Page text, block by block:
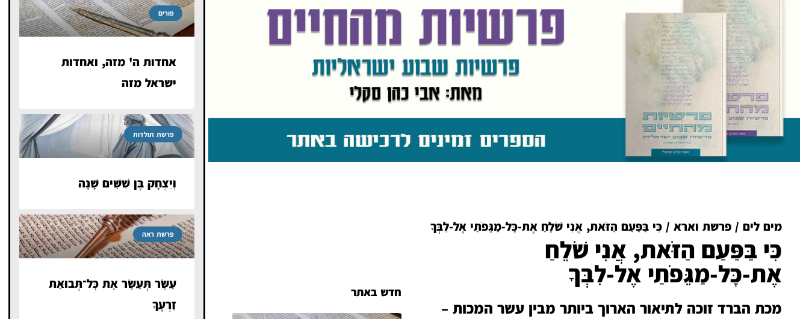
מים לים / פרשת וארא / כִּי בַּפַּעַם הַזֹּאת, אֲנִי שֹׁלֵחַ אֶת-כָּל-מַגֵּפֹתַי אֶל-לִבְּךָ
כִּי בַּפַּעַם הַזֹּאת, אֲנִי שֹׁלֵחַ
אֶת-כָּל-מַגֵּפֹתַי אֶל-לִבְּךָ
מכת הברד זוכה לתיאור הארוך ביותר מבין עשר המכות –
חדש באתר
פורים
אחדות ה' מזה, ואחדות
ישראל מזה
פרשת תולדות
וְיִצְחָק בֶּן שִׁשִּׁים שָׁנָה
פרשת ראה
עַשֵּׂר תְּעַשֵּׂר אֵת כׇּל־תְּבוּאַת
זַרְעֶךָ